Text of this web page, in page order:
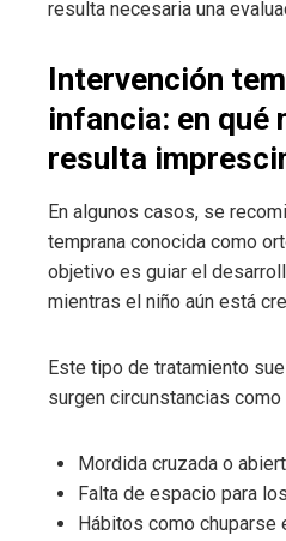
resulta necesaria una
Intervención
infancia: en qué
resulta
En algunos casos, se
temprana conocida como
objetivo es guiar el
mientras el niño aún está
Este tipo de tratamiento
surgen circunstancias
Mordida cruzada o
Falta de espacio para
Hábitos como chuparse